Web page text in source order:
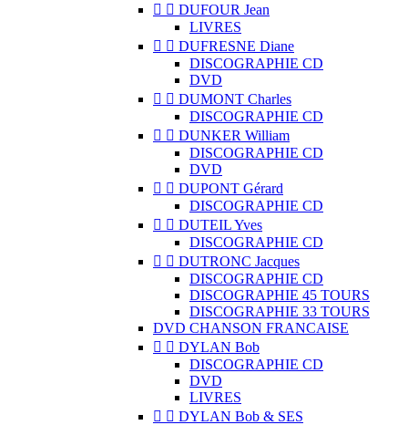
  DUFOUR Jean
LIVRES
  DUFRESNE Diane
DISCOGRAPHIE CD
DVD
  DUMONT Charles
DISCOGRAPHIE CD
  DUNKER William
DISCOGRAPHIE CD
DVD
  DUPONT Gérard
DISCOGRAPHIE CD
  DUTEIL Yves
DISCOGRAPHIE CD
  DUTRONC Jacques
DISCOGRAPHIE CD
DISCOGRAPHIE 45 TOURS
DISCOGRAPHIE 33 TOURS
DVD CHANSON FRANCAISE
  DYLAN Bob
DISCOGRAPHIE CD
DVD
LIVRES
  DYLAN Bob & SES